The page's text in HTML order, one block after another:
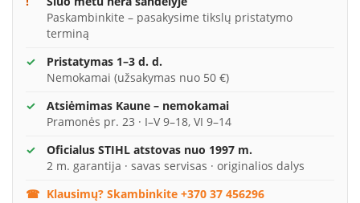
Paskambinkite – pasakysime tikslų pristatymo
terminą
Pristatymas 1–3 d. d.
Nemokamai (užsakymas nuo 50 €)
Atsiėmimas Kaune – nemokamai
Pramonės pr. 23 · I–V 9–18, VI 9–14
Oficialus STIHL atstovas nuo 1997 m.
2 m. garantija · savas servisas · originalios dalys
Klausimų? Skambinkite +370 37 456296